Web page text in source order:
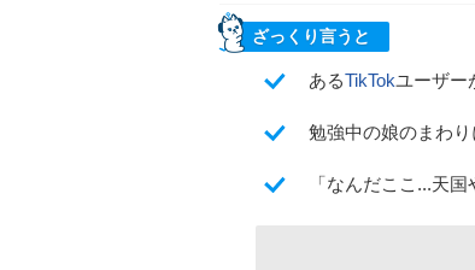
ざっくり言うと
あるTikTokユーザー
勉強中の娘のまわ
「なんだここ...天